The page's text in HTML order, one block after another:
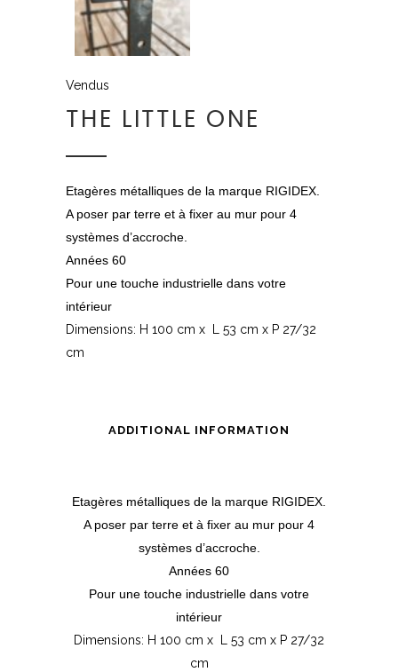
Vendus
THE LITTLE ONE
Etagères métalliques de la marque RIGIDEX.
A poser par terre et à fixer au mur pour 4
systèmes d’accroche.
Années 60
Pour une touche industrielle dans votre
intérieur
Dimensions: H 100 cm x L 53 cm x P 27/32
cm
ADDITIONAL INFORMATION
Etagères métalliques de la marque RIGIDEX.
A poser par terre et à fixer au mur pour 4
systèmes d’accroche.
Années 60
Pour une touche industrielle dans votre
intérieur
Dimensions: H 100 cm x L 53 cm x P 27/32
cm